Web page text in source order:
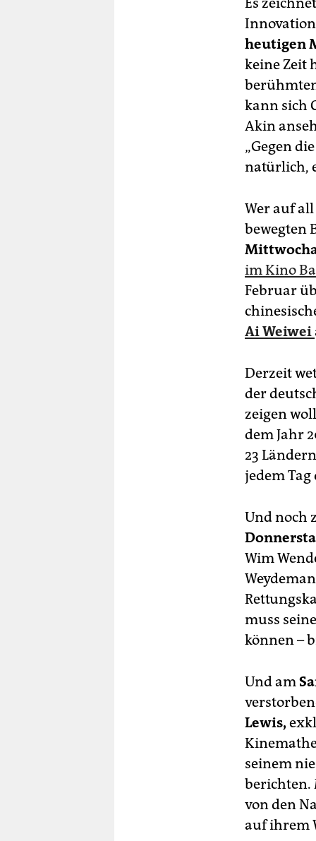
heutigen
keine Zeit
kann sich
Akin
„Gegen
natürlich,
Wer auf
bewegten
im Kino
Februar
Ai Weiwei
Derzeit
der
zeigen
dem Jahr
23
jedem
Und noch
Wim
muss
können –
Und am
Lewis,
seinem
berichten.
von den
auf ihrem